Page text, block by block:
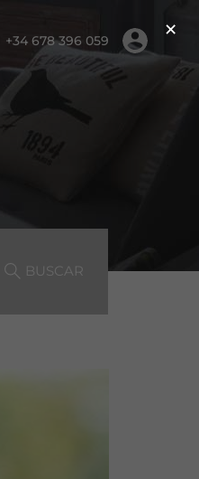
Noticias Contacto
+34 678 396 059
BUSCAR
×